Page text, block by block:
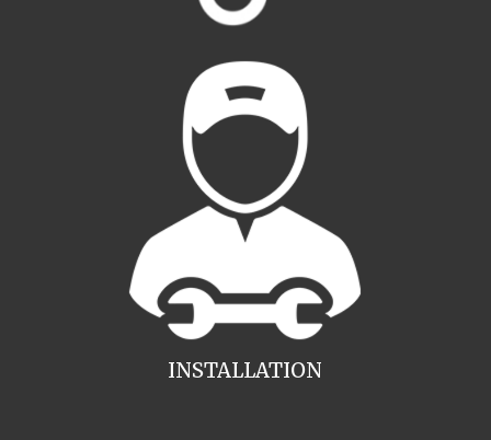
INSTALLATION